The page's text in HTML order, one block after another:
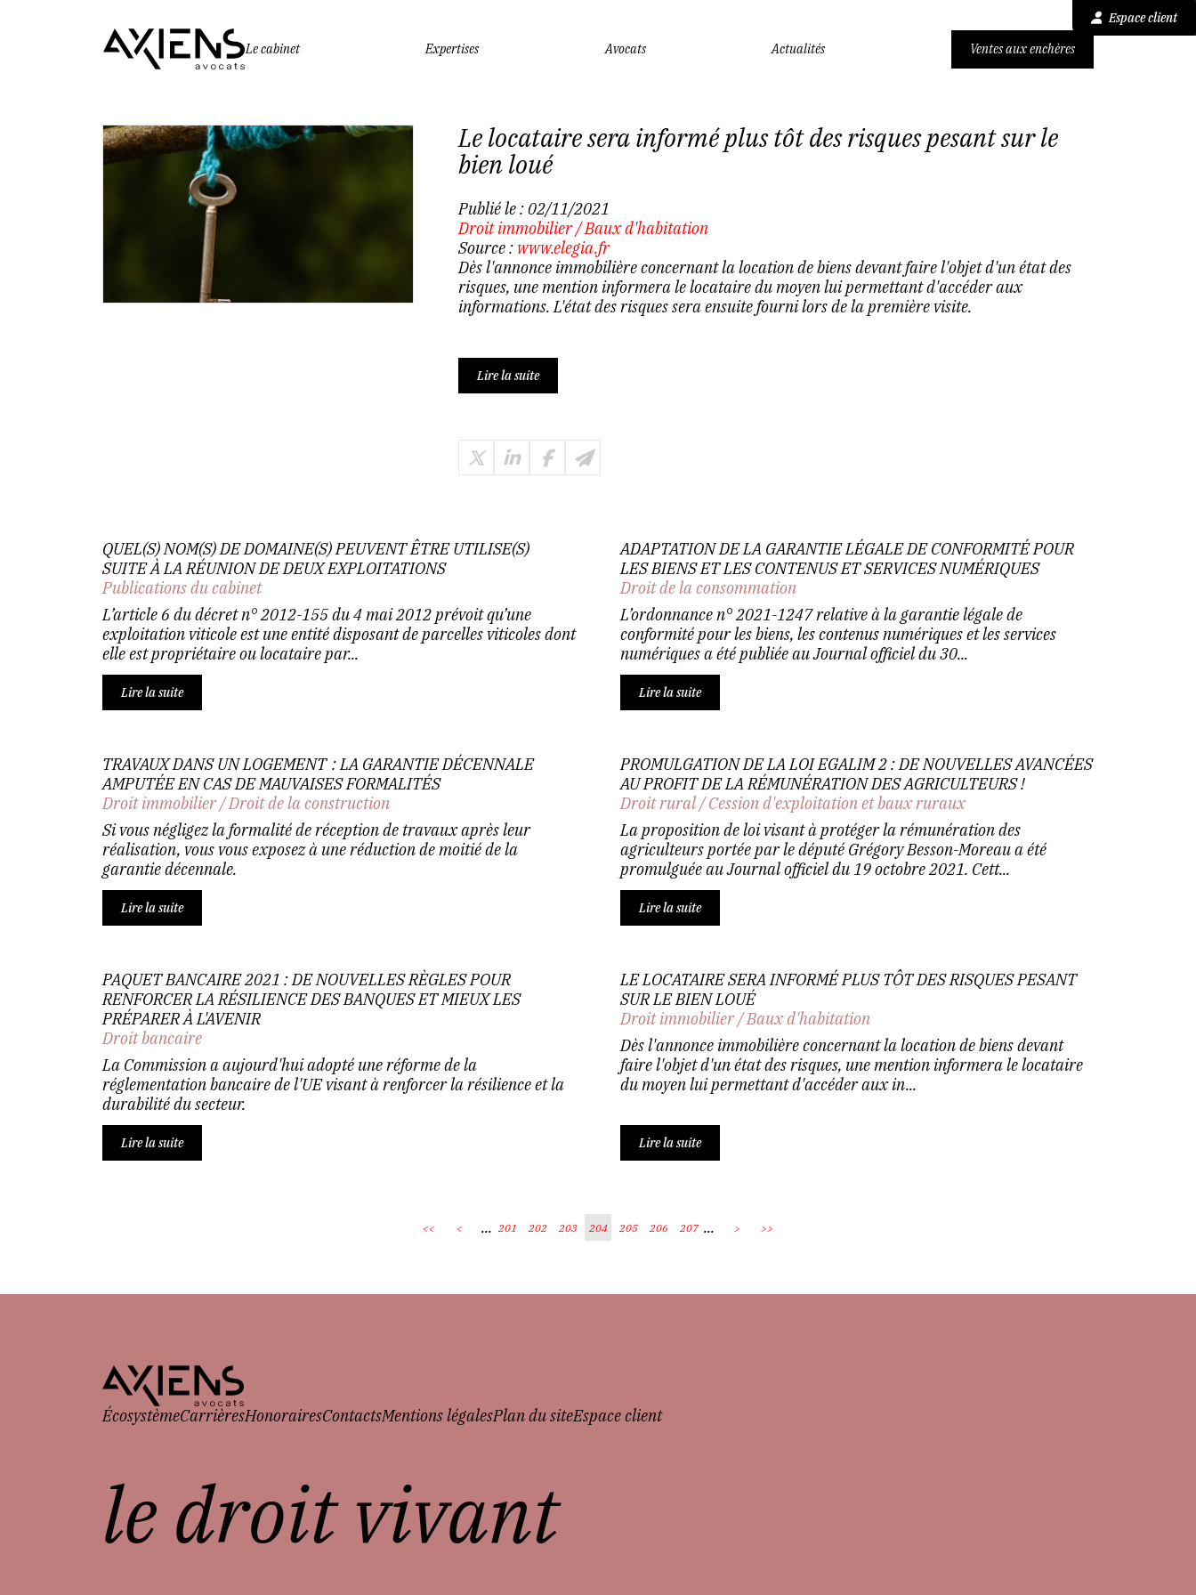
Espace client
Le cabinet
Expertises Avocats Actualités Ventes aux enchères
Le locataire sera informé plus tôt des risques pesant sur le
bien loué
Publié le :02/11/2021
Droit immobilier/Baux d'habitation
Source : www.elegia.fr
Dès l'annonce immobilière concernant la location de biens devant faire l'objet d'un état des
risques, une mention informera le locataire du moyen lui permettant d'accéder aux
informations. L'état des risques sera ensuite fourni lors de la première visite.
Lire la suite
QUEL(S) NOM(S) DE DOMAINE(S) PEUVENT ÊTRE UTILISE(S)
SUITE À LA RÉUNION DE DEUX EXPLOITATIONS
Publications du cabinet
L’article 6 du décret n° 2012-155 du 4 mai 2012 prévoit qu’une
exploitation viticole est une entité disposant de parcelles viticoles dont
elle est propriétaire ou locataire par...
Lire la suite
ADAPTATION DE LA GARANTIE LÉGALE DE CONFORMITÉ POUR
LES BIENS ET LES CONTENUS ET SERVICES NUMÉRIQUES
Droit de la consommation
L’ordonnance n° 2021-1247 relative à la garantie légale de
conformité pour les biens, les contenus numériques et les services
numériques a été publiée au Journal officiel du 30...
Lire la suite
TRAVAUX DANS UN LOGEMENT : LA GARANTIE DÉCENNALE
AMPUTÉE EN CAS DE MAUVAISES FORMALITÉS
Droit immobilier/Droit de la construction
Si vous négligez la formalité de réception de travaux après leur
réalisation, vous vous exposez à une réduction de moitié de la
garantie décennale.
Lire la suite
PROMULGATION DE LA LOI EGALIM 2 : DE NOUVELLES AVANCÉES
AU PROFIT DE LA RÉMUNÉRATION DES AGRICULTEURS !
Droit rural/Cession d'exploitation et baux ruraux
La proposition de loi visant à protéger la rémunération des
agriculteurs portée par le député Grégory Besson-Moreau a été
promulguée au Journal officiel du 19 octobre 2021. Cett...
Lire la suite
PAQUET BANCAIRE 2021 : DE NOUVELLES RÈGLES POUR
RENFORCER LA RÉSILIENCE DES BANQUES ET MIEUX LES
PRÉPARER À L'AVENIR
Droit bancaire
La Commission a aujourd'hui adopté une réforme de la
réglementation bancaire de l'UE visant à renforcer la résilience et la
durabilité du secteur.
Lire la suite
LE LOCATAIRE SERA INFORMÉ PLUS TÔT DES RISQUES PESANT
SUR LE BIEN LOUÉ
Droit immobilier/Baux d'habitation
Dès l'annonce immobilière concernant la location de biens devant
faire l'objet d'un état des risques, une mention informera le locataire
du moyen lui permettant d'accéder aux in...
Lire la suite
<< < ... 201 202 203 204 205 206 207 ... > >>
ÉcosystèmeCarrièresHonorairesContactsMentions légalesPlan du siteEspace client
le droit vivant